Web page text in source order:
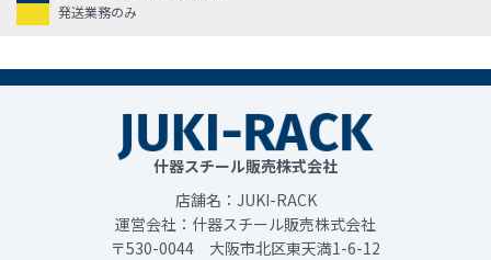
発送業務のみ
什器スチール販売株式会社
店舗名：JUKI-RACK
運営会社：什器スチール販売株式会社
〒530-0044 大阪市北区東天満1-6-12